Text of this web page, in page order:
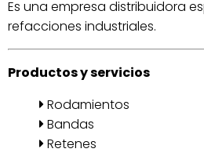
Es una empresa distribuidora
refacciones industriales.
Productos y servicios
Rodamientos
Bandas
Retenes